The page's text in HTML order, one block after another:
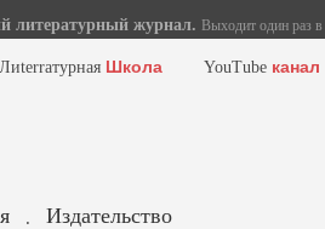
литературный журнал. Выходит один раз
Лиterraтурная Школа YouTube канал
. Издательство